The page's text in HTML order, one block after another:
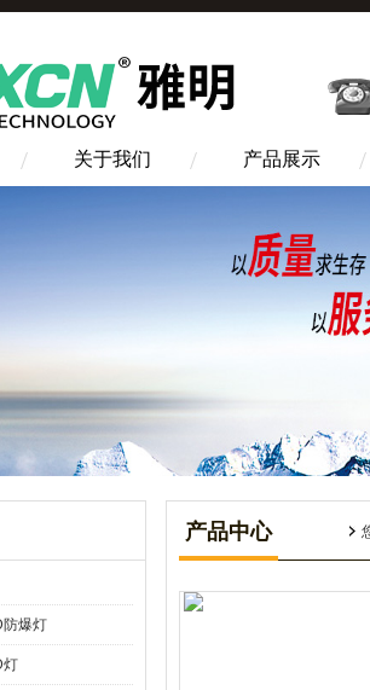
关于我们 产品展示
防爆灯
灯
产品中心